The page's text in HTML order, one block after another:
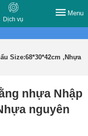
Dịch vụ
Menu
Size:68*30*42cm ,Nhựa
nhựa Nhập
nguyên